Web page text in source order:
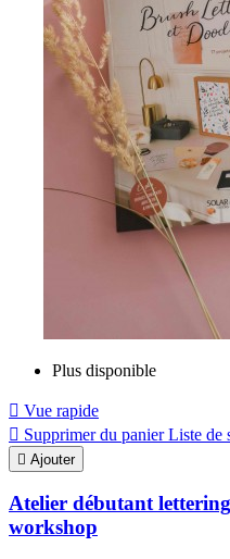
Plus disponible
 Vue rapide
 Supprimer du panier Liste de
 Ajouter
Atelier débutant
workshop